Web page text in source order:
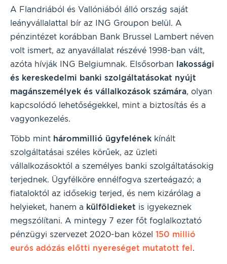
A Flandriából és Vallóniából álló ország saját
leányvállalattal bír az ING Groupon belül. A
pénzintézet korábban Bank Brussel Lambert néven
volt ismert, az anyavállalat részévé 1998-ban vált,
azóta hívják ING Belgiumnak. Elsősorban lakossági
és kereskedelmi banki szolgáltatásokat nyújt
magánszemélyek és vállalkozások számára, olyan
kapcsolódó lehetőségekkel, mint a biztosítás és a
vagyonkezelés.
Több mint hárommillió ügyfelének kínált
szolgáltatásai széles körűek, az üzleti
vállalkozásoktól a személyes banki szolgáltatásokig
terjednek. Ügyfélköre ennélfogva szerteágazó; a
fiataloktól az idősekig terjed, és nem kizárólag a
helyieket, hanem a külföldieket is igyekeznek
megszólítani. A mintegy 7 ezer főt foglalkoztató
pénzügyi szervezet 2020-ban közel 150 millió
eurós adózás előtti nyereséget mutatott fel.